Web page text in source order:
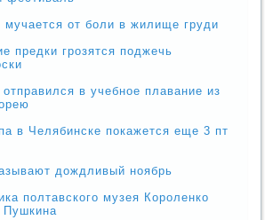
от боли в жилище груди
предки грозятся поджечь
в учебное плавание из
в Челябинске покажется еще 3 пт
дождливый ноябрь
полтавского музея Короленко